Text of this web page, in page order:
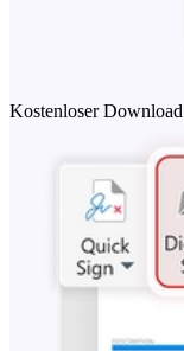
Kostenloser Download